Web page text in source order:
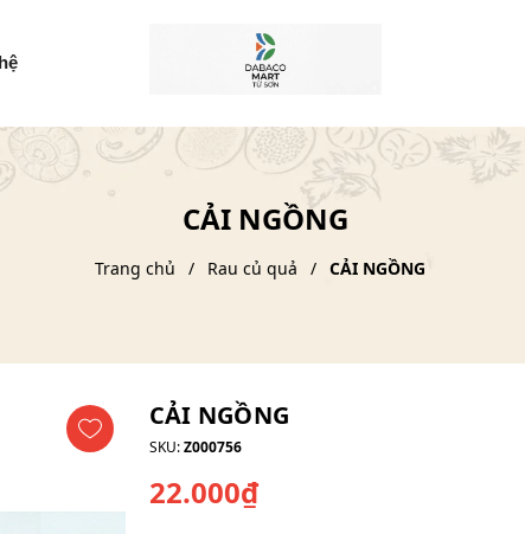
CẢI NGỒNG
Trang chủ Rau củ quả CẢI NGỒNG
CẢI NGỒNG
SKU:Z000756
22.000₫